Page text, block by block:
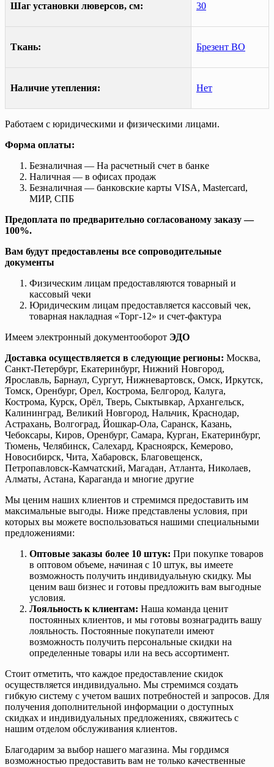
Шаг установки люверсов, см: 30
Ткань: Брезент ВО
Наличие утепления: Нет
Работаем с юридическими и физическими лицами.
Форма оплаты:
Безналичная — На расчетный счет в банке
Наличная — в офисах продаж
Безналичная — банковские карты VISA, Mastercard,
МИР, СПБ
Предоплата по предварительно согласованому заказу —
100%.
Вам будут предоставлены все сопроводительные
документы
Физическим лицам предоставляются товарный и
кассовый чеки
Юридическим лицам предоставляется кассовый чек,
товарная накладная «Торг-12» и счет-фактура
Имеем электронный документооборот ЭДО
Доставка осуществляется в следующие регионы: Москва,
Санкт-Петербург, Екатеринбург, Нижний Новгород,
Ярославль, Барнаул, Сургут, Нижневартовск, Омск, Иркутск,
Томск, Оренбург, Орел, Кострома, Белгород, Калуга,
Кострома, Курск, Орёл, Тверь, Сыктывкар, Архангельск,
Калининград, Великий Новгород, Нальчик, Краснодар,
Астрахань, Волгоград, Йошкар-Ола, Саранск, Казань,
Чебоксары, Киров, Оренбург, Самара, Курган, Екатеринбург,
Тюмень, Челябинск, Салехард, Красноярск, Кемерово,
Новосибирск, Чита, Хабаровск, Благовещенск,
Петропавловск-Камчатский, Магадан, Атланта, Николаев,
Алматы, Астана, Караганда и многие другие
Мы ценим наших клиентов и стремимся предоставить им
максимальные выгоды. Ниже представлены условия, при
которых вы можете воспользоваться нашими специальными
предложениями:
Оптовые заказы более 10 штук: При покупке товаров
в оптовом объеме, начиная с 10 штук, вы имеете
возможность получить индивидуальную скидку. Мы
ценим ваш бизнес и готовы предложить вам выгодные
условия.
Лояльность к клиентам: Наша команда ценит
постоянных клиентов, и мы готовы вознаградить вашу
лояльность. Постоянные покупатели имеют
возможность получить персональные скидки на
определенные товары или на весь ассортимент.
Стоит отметить, что каждое предоставление скидок
осуществляется индивидуально. Мы стремимся создать
гибкую систему с учетом ваших потребностей и запросов. Для
получения дополнительной информации о доступных
скидках и индивидуальных предложениях, свяжитесь с
нашим отделом обслуживания клиентов.
Благодарим за выбор нашего магазина. Мы гордимся
возможностью предоставить вам не только качественные